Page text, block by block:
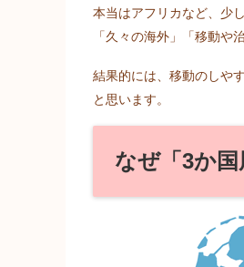
本当はアフリカなど、少
「久々の海外」「移動
結果的には、移動のしや
と思います。
なぜ「3か